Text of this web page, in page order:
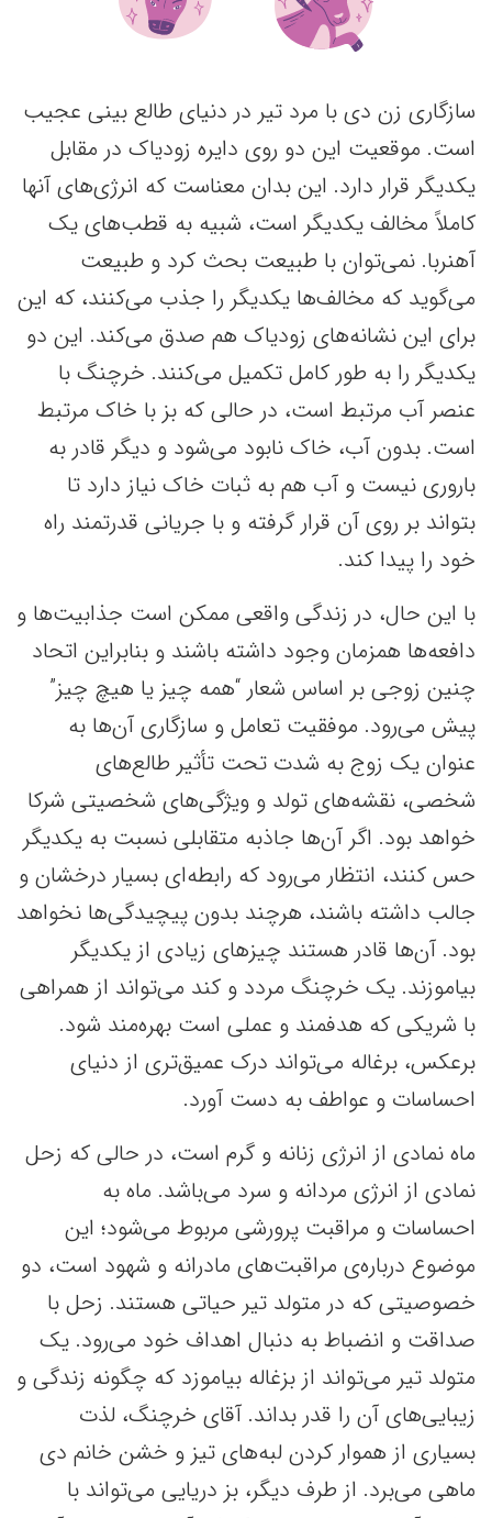
سازگاری زن دی با مرد تیر در دنیای طالع بینی عجیب
است. موقعیت‌ این دو روی دایره زودیاک در مقابل
یکدیگر قرار دارد. این بدان معناست که انرژی‌های آنها
کاملاً مخالف یکدیگر است، شبیه به قطب‌های یک
آهنربا. نمی‌توان با طبیعت بحث کرد و طبیعت
می‌گوید که مخالف‌ها یکدیگر را جذب می‌کنند، که این
برای این نشانه‌های زودیاک هم صدق می‌کند. این دو
یکدیگر را به طور کامل تکمیل می‌کنند. خرچنگ با
عنصر آب مرتبط است، در حالی که بز با خاک مرتبط
است. بدون آب، خاک نابود می‌شود و دیگر قادر به
باروری نیست و آب هم به ثبات خاک نیاز دارد تا
بتواند بر روی آن قرار گرفته و با جریانی قدرتمند راه
خود را پیدا کند.
با این حال، در زندگی واقعی ممکن است جذابیت‌ها و
دافعه‌ها همزمان وجود داشته باشند و بنابراین اتحاد
چنین زوجی بر اساس شعار “همه چیز یا هیچ چیز”
پیش می‌رود. موفقیت تعامل و سازگاری آن‌ها به
عنوان یک زوج به شدت تحت تأثیر طالع‌های
شخصی، نقشه‌های تولد و ویژگی‌های شخصیتی شرکا
خواهد بود. اگر آن‌ها جاذبه متقابلی نسبت به یکدیگر
حس کنند، انتظار می‌رود که رابطه‌ای بسیار درخشان و
جالب داشته باشند، هرچند بدون پیچیدگی‌ها نخواهد
بود. آن‌ها قادر هستند چیزهای زیادی از یکدیگر
بیاموزند. یک خرچنگ مردد و کند می‌تواند از همراهی
با شریکی که هدفمند و عملی است بهره‌مند شود.
برعکس، برغاله می‌تواند درک عمیق‌تری از دنیای
احساسات و عواطف به دست آورد.
ماه نمادی از انرژی زنانه و گرم است، در حالی که زحل
نمادی از انرژی مردانه و سرد می‌باشد. ماه به
احساسات و مراقبت پرورشی مربوط می‌شود؛ این
موضوع درباره‌ی مراقبت‌های مادرانه و شهود است، دو
خصوصیتی که در متولد تیر حیاتی هستند. زحل با
صداقت و انضباط به دنبال اهداف خود می‌رود. یک
متولد تیر می‌تواند از بزغاله بیاموزد که چگونه زندگی و
زیبایی‌های آن را قدر بداند. آقای خرچنگ، لذت
بسیاری از هموار کردن لبه‌های تیز و خشن خانم دی
ماهی می‌برد. از طرف دیگر، بز دریایی می‌تواند با